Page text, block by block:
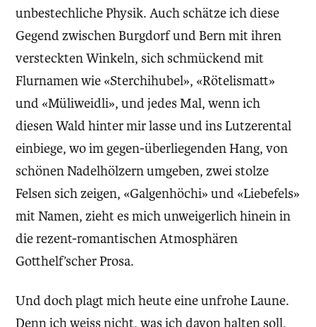
unbestechliche Physik. Auch schätze ich diese
Gegend zwischen Burgdorf und Bern mit ihren
versteckten Winkeln, sich schmückend mit
Flurnamen wie «Sterchihubel», «Rötelismatt»
und «Müliweidli», und jedes Mal, wenn ich
diesen Wald hinter mir lasse und ins Lutzerental
einbiege, wo im gegen-überliegenden Hang, von
schönen Nadelhölzern um­geben, zwei stolze
Felsen sich zeigen, «Galgenhöchi» und «Liebefels»
mit Namen, zieht es mich unweigerlich hinein in
die rezent-romantischen Atmosphären
Gotthelf’scher Prosa.
Und doch plagt mich heute eine unfrohe Laune.
Denn ich weiss nicht, was ich davon halten soll,